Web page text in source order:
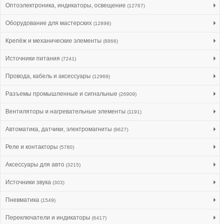
Оптоэлектроника, индикаторы, освещение (12767)
Оборудование для мастерских (12898)
Крепёж и механические элементы (8866)
Источники питания (7241)
Провода, кабель и аксессуары (12969)
Разъемы промышленные и сигнальные (26909)
Вентиляторы и нагревательные элементы (1191)
Автоматика, датчики, электромагниты (9627)
Реле и контакторы (5780)
Аксессуары для авто (3215)
Источники звука (303)
Пневматика (1549)
Переключатели и индикаторы (6417)